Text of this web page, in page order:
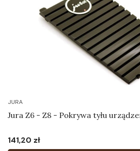
JURA
Jura Z6 - Z8 - Pokrywa tyłu
Cena
141,20 zł